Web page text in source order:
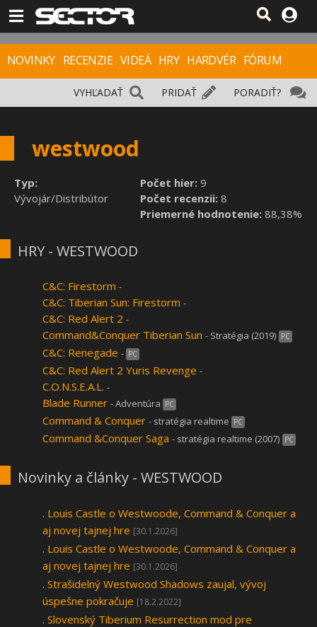
NOVINKY RECENZIE VIDEÁ HRY HARDVÉR FÓRUM
PORADIŤ?
PRIDAŤ
VYHĽADAŤ
westwood
Počet hier: 9
Počet recenzii: 8
Priemerné hodnotenie: 88,38%
Typ:
Vývojár/Distribútor
HRY - WESTWOOD
C&C: Firestorm -
C&C: Tiberian Sun: Firestorm -
C&C: Red Alert 2 -
Command&Conquer Tiberian Sun - Stratégia (2019) PC
C&C: Renegade - PC
C&C: Red Alert 2 Yuris Revenge -
C.O.N.S.E.A.L. -
Blade Runner - Adventúra PC
Command & Conquer - stratégia realtime PC
Command &Conquer Saga - stratégia realtime (2007) PC
Novinky a články - WESTWOOD
. Louis Castle o Westwoode, Command & Conquer a
aj novej tajnej hre [30.1.2026]
. Louis Castle o Westwoode, Command & Conquer a
aj novej tajnej hre [30.1.2026]
. Strašidelný Westwood Shadows zaujal, vývoj
úspešne pokračuje [18.2.2022]
. Slovenský Tiberium Resurrection mod pre